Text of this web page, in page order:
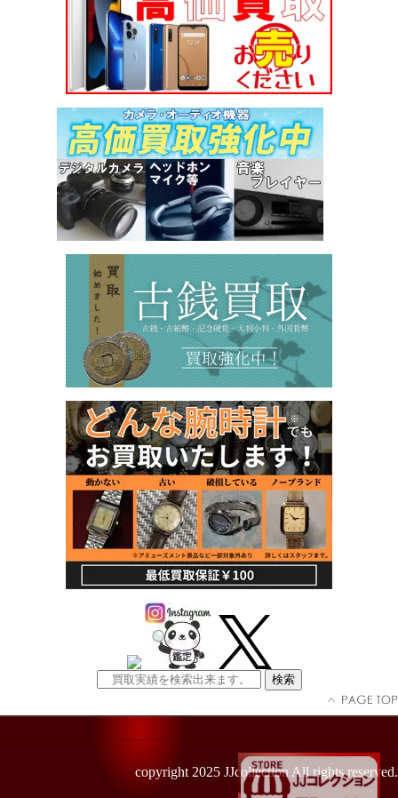
copyright 2025 JJcollection All rights reserved.